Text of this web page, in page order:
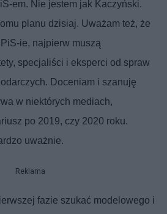
em. Nie jestem jak Kaczyński.
planu dzisiaj. Uważam też, że
ie, najpierw muszą
specjaliści i eksperci od spraw
Doceniam i szanuję
w niektórych mediach,
po 2019, czy 2020 roku.
uważnie.
Reklama
fazie szukać modelowego i